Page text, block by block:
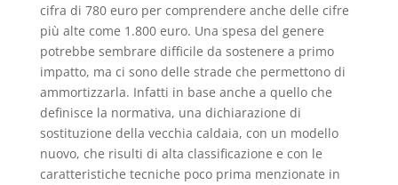
cifra di 780 euro per comprendere anche delle cifre
più alte come 1.800 euro. Una spesa del genere
potrebbe sembrare difficile da sostenere a primo
impatto, ma ci sono delle strade che permettono di
ammortizzarla. Infatti in base anche a quello che
definisce la normativa, una dichiarazione di
sostituzione della vecchia caldaia, con un modello
nuovo, che risulti di alta classificazione e con le
caratteristiche tecniche poco prima menzionate in